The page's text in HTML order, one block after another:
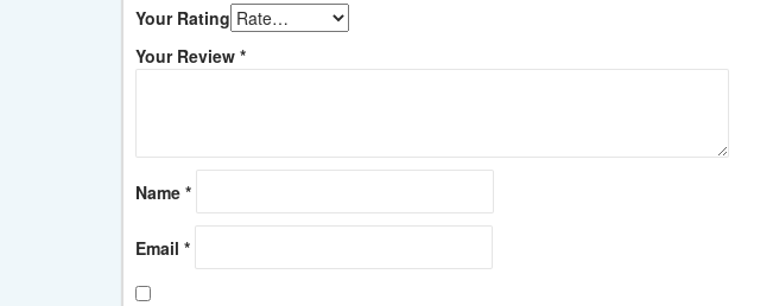
Your Rating
Your Review *
Name *
Email *